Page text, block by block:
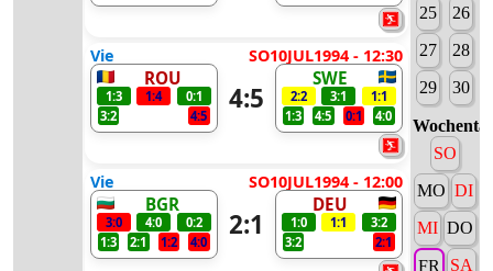
Vie SO10JUL1994 - 12:30
ROU
1:3 1:4
0:1
3:2
4:5
4:5
SWE
2:2 3:1
1:1
1:3
4:5 0:1 4:0
Vie SO10JUL1994 - 12:00
BGR
3:0 4:0
0:2
1:3
2:1 1:2 4:0
2:1
DEU
1:0 1:1
3:2
3:2
2:1
25
26
27
28
29
30
SO
MO DI
MI DO
FR SA